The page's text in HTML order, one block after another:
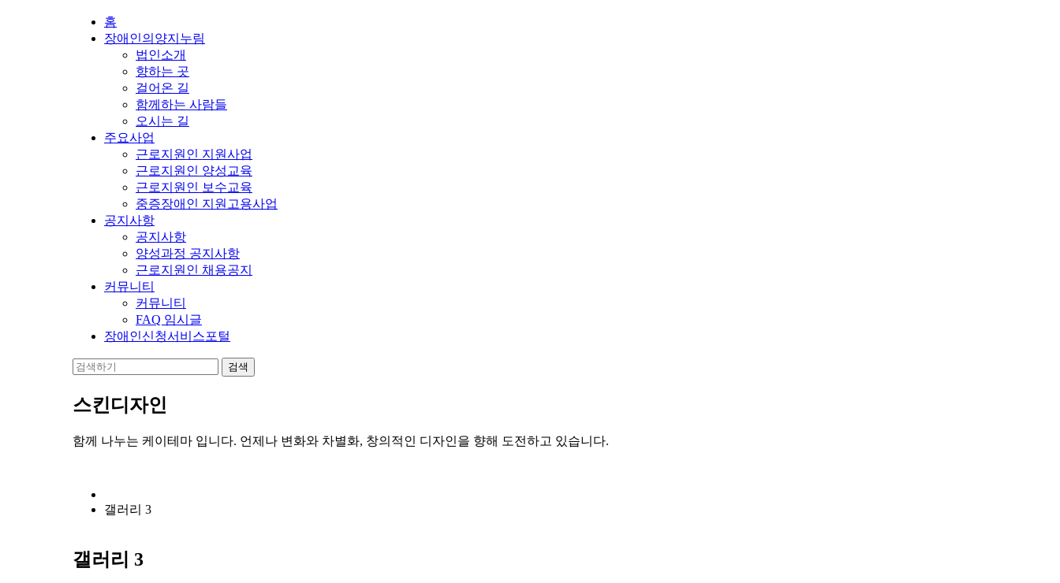
홈
장애인의양지누림
법인소개
향하는 곳
걸어온 길
함께하는 사람들
오시는 길
주요사업
근로지원인 지원사업
근로지원인 양성교육
근로지원인 보수교육
중증장애인 지원고용사업
공지사항
공지사항
양성과정 공지사항
근로지원인 채용공지
커뮤니티
커뮤니티
FAQ 임시글
장애인신청서비스포털
스킨디자인
함께 나누는 케이테마 입니다. 언제나 변화와 차별화, 창의적인 디자인을 향해 도전하고 있습니다.
갤러리 3
갤러리 3